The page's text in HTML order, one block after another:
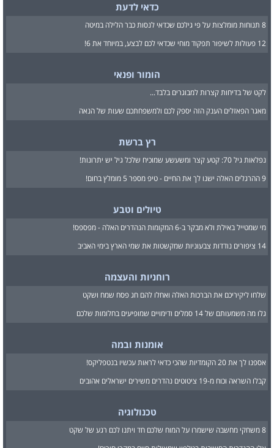
כדאי לדעת
8 תנוחות מומלצות על פי גילכם שכדאי לנסות כבר הלילה במיטה
12 פעולות לשיפור תפקוד מוחי שכדאי לכם לבצע, במיוחד את 6!
הומור ופנאי
לקט של בדיחות קצרות למבוגרים בלבד...
מאגר הפאזלים הענק הזה יספק לכם ולמשפחתכם שעות של הנאה
רץ ברשת
נפלאות גיל 70: קטע קצר ומשעשע שמוכיח שלכל גיל יש יתרונות!
9 ההרגלים האלה ישנו לך את החיים - טיפ מספר 5 מומלץ בחום!
טיולים וטבע
מי שמטייל באילת ולא מבקר ב-6 המקומות הנהדרים האלה - מפספס!
14 ציפורים נודדות צבעוניות שמקשטות את שמי הארץ בימי האביב
רוחניות והעצמה
שלחו ליקיריכם את הברכות האלה ואחלו להם חג פסח שמח ושקט
גלו מה משמעותם של 14 סמלים ודימויים שמופיעים בחלומות שלכם
אומנות ובמה
אספנו לך את 20 הקומדיות שהכי כדאי לראות עכשיו בנטפליקס!
קבלו השראה וכוח מ-19 ציטוטים נהדרים משירים ישראלים אהובים
טכנולוגיה
8 משחקי מחשבה שישמרו על המוח שלכם חד ויתנו לכם רגע של שקט